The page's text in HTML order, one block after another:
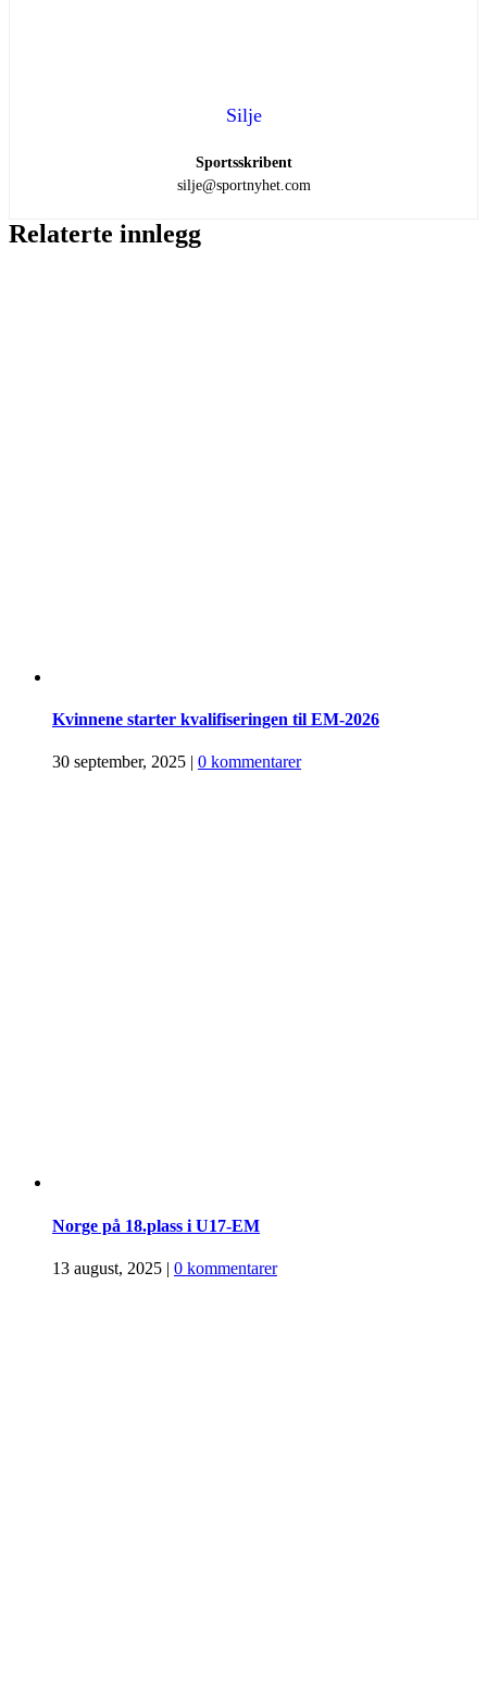
Silje
Sportsskribent
silje@sportnyhet.com
Relaterte innlegg
Kvinnene starter kvalifiseringen til EM-2026
30 september, 2025 | 0 kommentarer
Norge på 18.plass i U17-EM
13 august, 2025 | 0 kommentarer